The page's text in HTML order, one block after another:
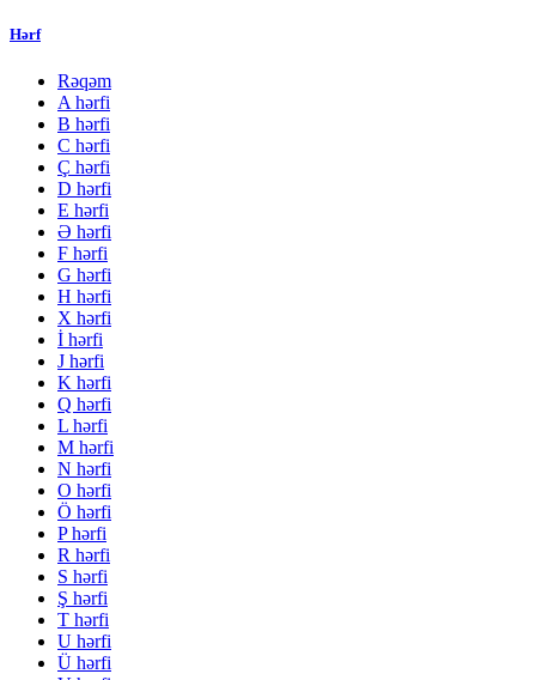
Hərf
Rəqəm
A hərfi
B hərfi
C hərfi
Ç hərfi
D hərfi
E hərfi
Ə hərfi
F hərfi
G hərfi
H hərfi
X hərfi
İ hərfi
J hərfi
K hərfi
Q hərfi
L hərfi
M hərfi
N hərfi
O hərfi
Ö hərfi
P hərfi
R hərfi
S hərfi
Ş hərfi
T hərfi
U hərfi
Ü hərfi